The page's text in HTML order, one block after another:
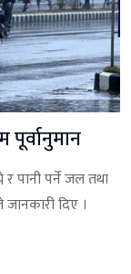
पानी पर्ने जल तथा
जानकारी दिए ।